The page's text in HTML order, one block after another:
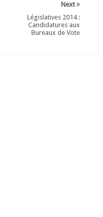
Next
Législatives 2014 :
Candidatures aux
Bureaux de Vote